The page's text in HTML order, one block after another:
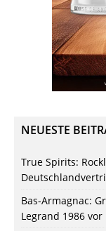
NEUESTE
True Spirits:
Bas-Armagnac:
Legrand 1986 vor